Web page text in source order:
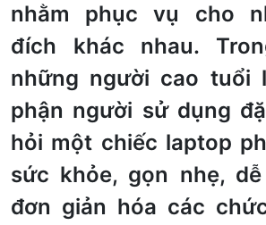
nhằm phục vụ cho
đích khác nhau.
những người cao tuổi
phận người sử dụng
hỏi một chiếc laptop
sức khỏe, gọn nhẹ,
đơn giản hóa các